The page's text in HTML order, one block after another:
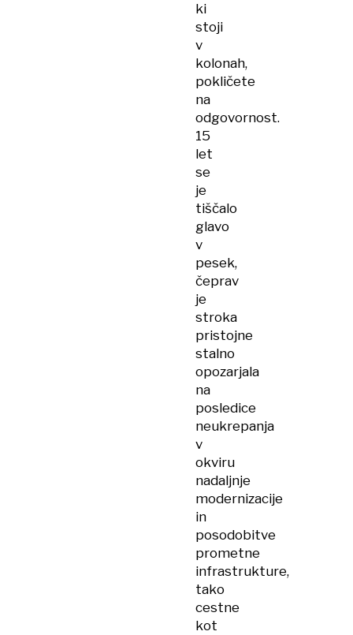
ki
stoji
v
kolonah,
pokličete
na
odgovornost.
15
let
se
je
tiščalo
glavo
v
pesek,
čeprav
je
stroka
pristojne
stalno
opozarjala
na
posledice
neukrepanja
v
okviru
nadaljnje
modernizacije
in
posodobitve
prometne
infrastrukture,
tako
cestne
kot